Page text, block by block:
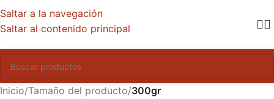
Saltar a la navegación
Saltar al contenido principal
Inicio/Tamaño del producto/300gr